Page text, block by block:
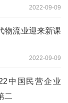
2022-09-09
物流业迎来新课
2022-09-09
中国民营企业
二